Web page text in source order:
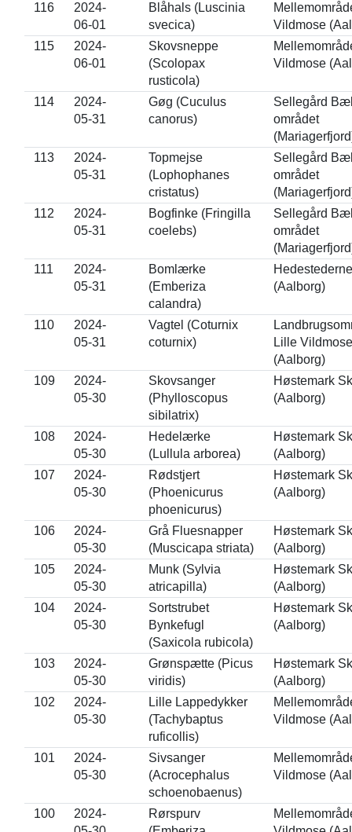
116
2024-
06-01
Blåhals (Luscinia
svecica)
Vildmose
115
2024-
06-01
Skovsneppe
(Scolopax
rusticola)
Vildmose
114
2024-
05-31
Gøg (Cuculus
canorus)
Sellegård
området
113
2024-
05-31
Topmejse
(Lophophanes
cristatus)
Sellegård
området
112
2024-
05-31
Bogfinke (Fringilla
coelebs)
Sellegård
området
111
2024-
05-31
Bomlærke
(Emberiza
calandra)
Hedestederne
(Aalborg)
110
2024-
05-31
Vagtel (Coturnix
coturnix)
Lille Vildmose
(Aalborg)
109
2024-
05-30
Skovsanger
(Phylloscopus
sibilatrix)
Høstemark
(Aalborg)
108
2024-
05-30
Hedelærke
(Lullula arborea)
Høstemark
(Aalborg)
107
2024-
05-30
Rødstjert
(Phoenicurus
phoenicurus)
Høstemark
(Aalborg)
106
2024-
05-30
Grå Fluesnapper
(Muscicapa striata)
Høstemark
(Aalborg)
105
2024-
05-30
Munk (Sylvia
atricapilla)
Høstemark
(Aalborg)
104
2024-
05-30
Sortstrubet
Bynkefugl
(Saxicola rubicola)
Høstemark
(Aalborg)
103
2024-
05-30
Grønspætte (Picus
viridis)
Høstemark
(Aalborg)
102
2024-
05-30
Lille Lappedykker
(Tachybaptus
ruficollis)
Vildmose
101
2024-
05-30
Sivsanger
(Acrocephalus
schoenobaenus)
Vildmose
100
2024-
Rørspurv